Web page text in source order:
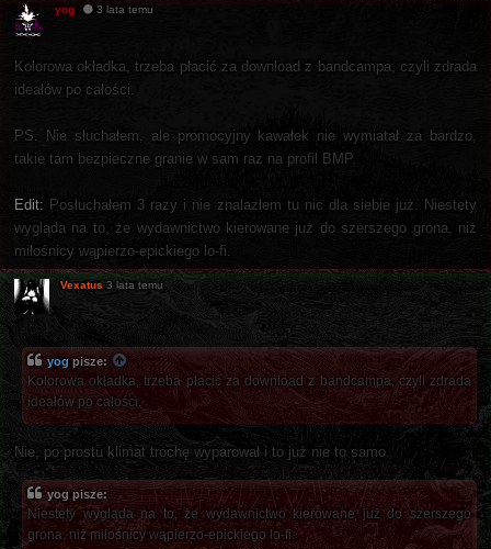
yog 3 lata temu
Kolorowa okładka, trzeba płacić za download z bandcampa, czyli zdrada
ideałów po całości.
PS. Nie słuchałem, ale promocyjny kawałek nie wymiatał za bardzo,
takie tam bezpieczne granie w sam raz na profil BMP.
Edit: Posłuchałem 3 razy i nie znalazłem tu nic dla siebie już. Niestety
wygląda na to, że wydawnictwo kierowane już do szerszego grona, niż
miłośnicy wąpierzo-epickiego lo-fi.
Vexatus 3 lata temu
yog pisze:
Kolorowa okładka, trzeba płacić za download z bandcampa, czyli zdrada
ideałów po całości.
Nie, po prostu klimat trochę wyparował i to już nie to samo.
yog pisze:
Niestety wygląda na to, że wydawnictwo kierowane już do szerszego
grona, niż miłośnicy wąpierzo-epickiego lo-fi.